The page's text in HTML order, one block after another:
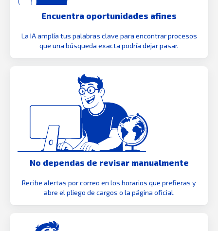
Encuentra oportunidades afines
La IA amplía tus palabras clave para encontrar procesos
que una búsqueda exacta podría dejar pasar.
No dependas de revisar manualmente
Recibe alertas por correo en los horarios que prefieras y
abre el pliego de cargos o la página oficial.